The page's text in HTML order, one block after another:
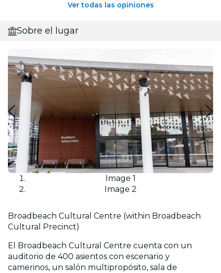
Ver todas las opiniones
Sobre el lugar
Image 1
Image 2
Broadbeach Cultural Centre (within Broadbeach
Cultural Precinct)
El Broadbeach Cultural Centre cuenta con un
auditorio de 400 asientos con escenario y
camerinos, un salón multipropósito, sala de